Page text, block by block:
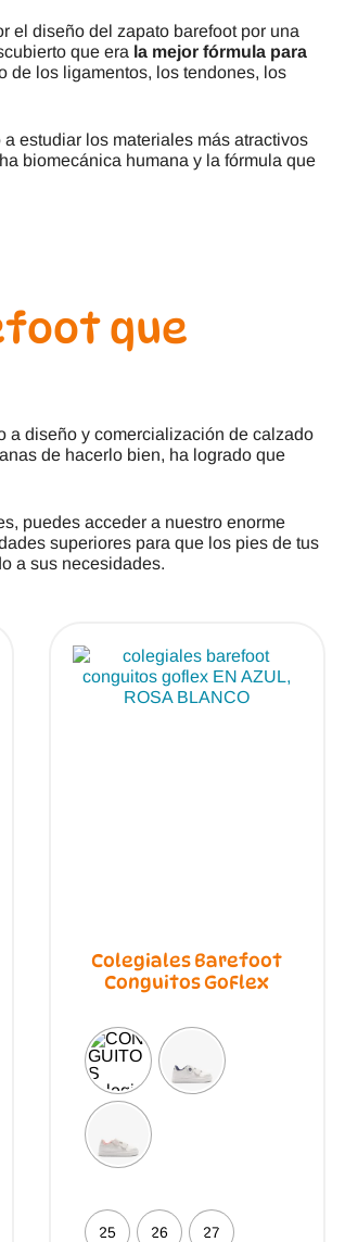
el diseño del zapato barefoot por una
que era la mejor fórmula para
de los ligamentos, los tendones, los
estudiar los materiales más atractivos
biomecánica humana y la fórmula que
que
a diseño y comercialización de calzado
de hacerlo bien, ha logrado que
puedes acceder a nuestro enorme
superiores para que los pies de tus
a sus necesidades.
Colegiales Barefoot
Conguitos GoFlex
25 26 27